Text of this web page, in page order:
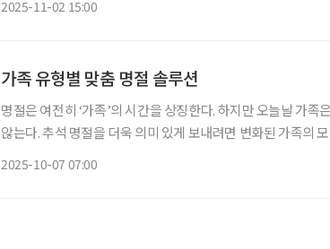
2025-11-02 15:00
가족 유형별 맞춤 명절 솔루션
명절은 여전히 ‘가족’의 시간을 상징한다. 하지만 오늘날 가족
않는다. 추석 명절을 더욱 의미 있게 보내려면 변화된 가족의
2025-10-07 07:00